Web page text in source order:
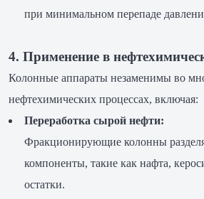
при минимальном перепаде
4. Применение в
Колонные аппараты незаменимы во
нефтехимических процессах, включая:
Переработка сырой нефти:
Фракционирующие колонны
компоненты, такие как нафта,
остатки.